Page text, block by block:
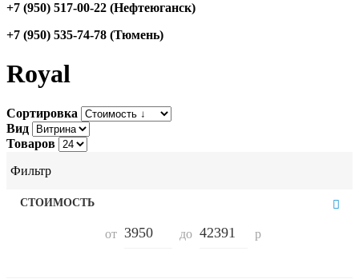
+7 (950) 517-00-22 (Нефтеюганск)
+7 (950) 535-74-78 (Тюмень)
Royal
Сортировка
Вид
Товаров
Фильтр
СТОИМОСТЬ
от до р